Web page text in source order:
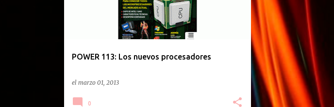
POWER 113: Los nuevos procesadores
el marzo 01, 2013
0